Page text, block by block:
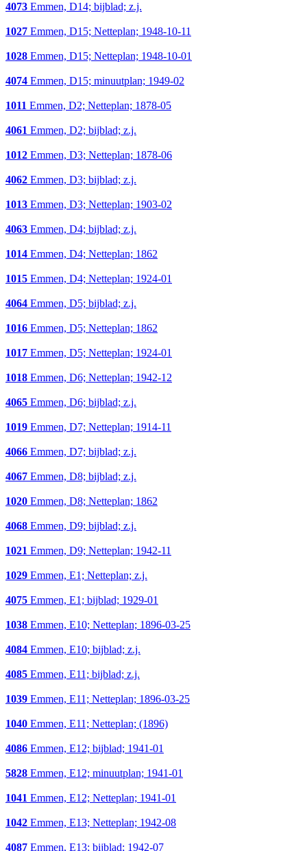
4073 Emmen, D14; bijblad; z.j.
1027 Emmen, D15; Netteplan; 1948-10-11
1028 Emmen, D15; Netteplan; 1948-10-01
4074 Emmen, D15; minuutplan; 1949-02
1011 Emmen, D2; Netteplan; 1878-05
4061 Emmen, D2; bijblad; z.j.
1012 Emmen, D3; Netteplan; 1878-06
4062 Emmen, D3; bijblad; z.j.
1013 Emmen, D3; Netteplan; 1903-02
4063 Emmen, D4; bijblad; z.j.
1014 Emmen, D4; Netteplan; 1862
1015 Emmen, D4; Netteplan; 1924-01
4064 Emmen, D5; bijblad; z.j.
1016 Emmen, D5; Netteplan; 1862
1017 Emmen, D5; Netteplan; 1924-01
1018 Emmen, D6; Netteplan; 1942-12
4065 Emmen, D6; bijblad; z.j.
1019 Emmen, D7; Netteplan; 1914-11
4066 Emmen, D7; bijblad; z.j.
4067 Emmen, D8; bijblad; z.j.
1020 Emmen, D8; Netteplan; 1862
4068 Emmen, D9; bijblad; z.j.
1021 Emmen, D9; Netteplan; 1942-11
1029 Emmen, E1; Netteplan; z.j.
4075 Emmen, E1; bijblad; 1929-01
1038 Emmen, E10; Netteplan; 1896-03-25
4084 Emmen, E10; bijblad; z.j.
4085 Emmen, E11; bijblad; z.j.
1039 Emmen, E11; Netteplan; 1896-03-25
1040 Emmen, E11; Netteplan; (1896)
4086 Emmen, E12; bijblad; 1941-01
5828 Emmen, E12; minuutplan; 1941-01
1041 Emmen, E12; Netteplan; 1941-01
1042 Emmen, E13; Netteplan; 1942-08
4087 Emmen, E13; bijblad; 1942-07